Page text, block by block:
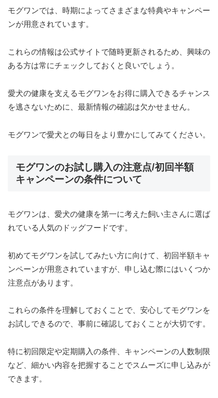
モグワンでは、時期によってさまざまな特典やキャンペー
ンが用意されています。
これらの情報は公式サイトで随時更新されるため、興味の
ある方は常にチェックしておくと良いでしょう。
愛犬の健康を支えるモグワンをお得に購入できるチャンス
を逃さないために、最新情報の確認は欠かせません。
モグワンで愛犬との毎日をより豊かにしてみてください。
モグワンのお試し購入の注意点/初回半額
キャンペーンの条件について
モグワンは、愛犬の健康を第一に考えた飼い主さんに選ば
れている人気のドッグフードです。
初めてモグワンを試してみたい方に向けて、初回半額キャ
ンペーンが用意されていますが、申し込む際にはいくつか
注意点があります。
これらの条件を理解しておくことで、安心してモグワンを
お試しできるので、事前に確認しておくことが大切です。
特に初回限定や定期購入の条件、キャンペーンの人数制限
など、細かい内容を把握することでスムーズに申し込みが
できます。